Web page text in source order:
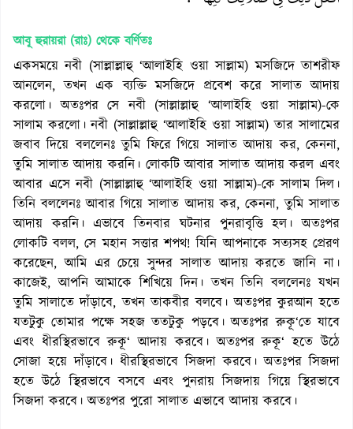
আবূ হুরায়রা (রাঃ) থেকে বর্ণিতঃ
একসময়ে নবী (সাল্লাল্লাহু ‘আলাইহি ওয়া সাল্লাম) মসজিদে তাশরীফ
আনলেন, তখন এক ব্যক্তি মসজিদে প্রবেশ করে সালাত আদায়
করলো। অতঃপর সে নবী (সাল্লাল্লাহু ‘আলাইহি ওয়া সাল্লাম)-কে
সালাম করলো। নবী (সাল্লাল্লাহু ‘আলাইহি ওয়া সাল্লাম) তার সালামের
জবাব দিয়ে বললেনঃ তুমি ফিরে গিয়ে সালাত আদায় কর, কেননা,
তুমি সালাত আদায় করনি। লোকটি আবার সালাত আদায় করল এবং
আবার এসে নবী (সাল্লাল্লাহু ‘আলাইহি ওয়া সাল্লাম)-কে সালাম দিল।
তিনি বললেনঃ আবার গিয়ে সালাত আদায় কর, কেননা, তুমি সালাত
আদায় করনি। এভাবে তিনবার ঘটনার পুনরাবৃত্তি হল। অতঃপর
লোকটি বলল, সে মহান সত্তার শপথ! যিনি আপনাকে সত্যসহ প্রেরণ
করেছেন, আমি এর চেয়ে সুন্দর সালাত আদায় করতে জানি না।
কাজেই, আপনি আমাকে শিখিয়ে দিন। তখন তিনি বললেনঃ যখন
তুমি সালাতে দাঁড়াবে, তখন তাকবীর বলবে। অতঃপর কুরআন হতে
যতটুকু তোমার পক্ষে সহজ ততটুকু পড়বে। অতঃপর রুকূ‘তে যাবে
এবং ধীরস্থিরভাবে রুকূ‘ আদায় করবে। অতঃপর রুকূ‘ হতে উঠে
সোজা হয়ে দাঁড়াবে। ধীরস্থিরভাবে সিজদা করবে। অতঃপর সিজদা
হতে উঠে স্থিরভাবে বসবে এবং পুনরায় সিজদায় গিয়ে স্থিরভাবে
সিজদা করবে। অতঃপর পুরো সালাত এভাবে আদায় করবে।